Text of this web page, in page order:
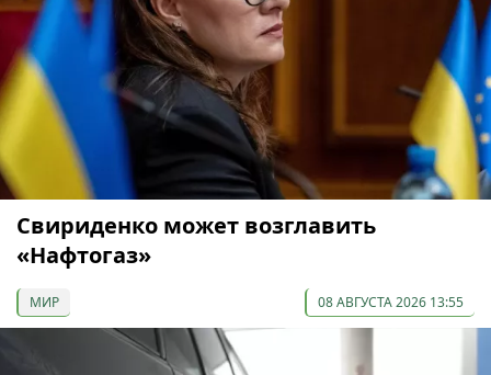
Свириденко может возглавить
«Нафтогаз»
МИР 08 АВГУСТА 2026 13:55